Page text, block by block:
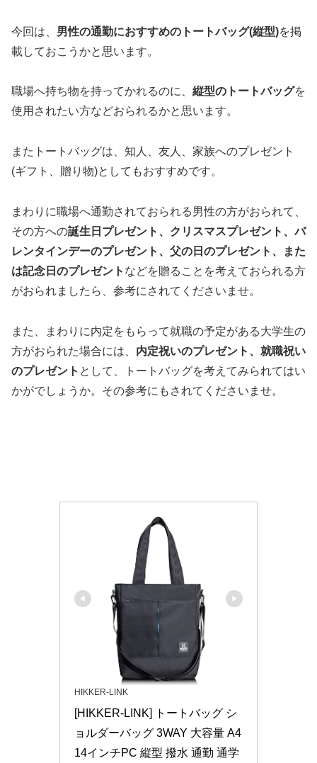
今回は、 男性の通勤におすすめのトートバッグ(縦型)を掲
載しておこうかと思います。
職場へ持ち物を持ってかれるのに、 縦型のトートバッグを
使用されたい方などおられるかと思います。
またトートバッグは、知人、友人、家族へのプレゼント
(ギフト、贈り物)としてもおすすめです。
まわりに職場へ通勤されておられる男性の方がおられて、
その方への誕生日プレゼント、クリスマスプレゼント、バ
レンタインデーのプレゼント、父の日のプレゼント、また
は記念日のプレゼント などを贈ることを考えておられる方
がおられましたら、参考にされてくださいませ。
また、まわりに内定をもらって就職の予定がある大学生の
方がおられた場合には、 内定祝いのプレゼント、就職祝い
のプレゼント として、トートバッグを考えてみられてはい
かがでしょうか。その参考にもされてくださいませ。
HIKKER-LINK
[HIKKER-LINK] トートバッグ シ
ョルダーバッグ 3WAY 大容量 A4
14インチPC 縦型 撥水 通勤 通学